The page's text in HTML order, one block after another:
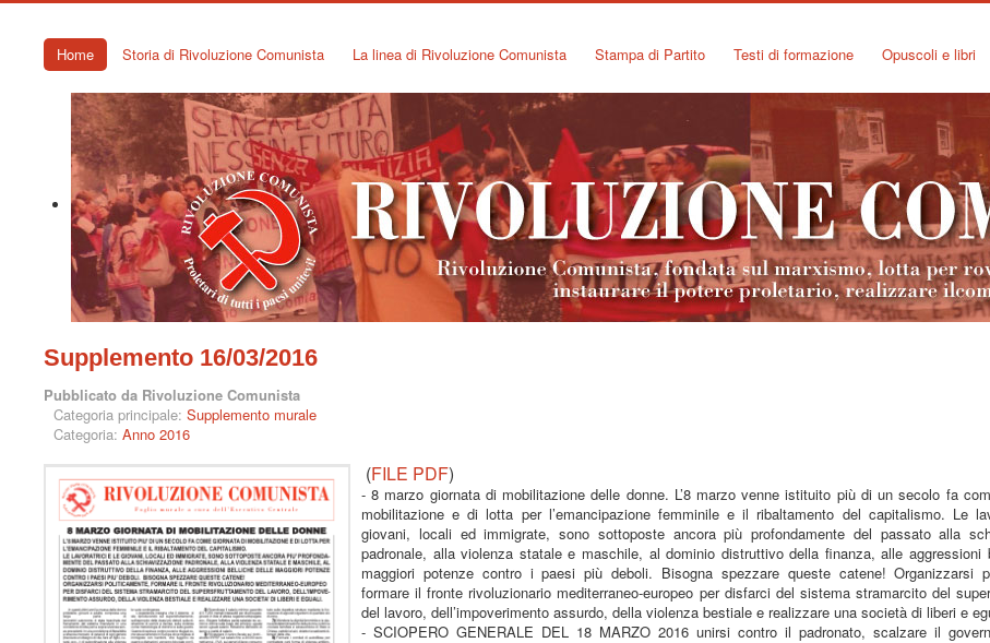
Home Storia di Rivoluzione Comunista La linea di Rivoluzione Comunista Stampa di Partito Testi di formazione Opuscoli e libri
Supplemento 16/03/2016
Pubblicato da Rivoluzione Comunista
Categoria principale: Supplemento murale
Categoria: Anno 2016
(FILE PDF)
- 8 marzo giornata di mobilitazione delle donne. L’8 marzo venne istituito più di un secolo fa
mobilitazione e di lotta per l’emancipazione femminile e il ribaltamento del capitalismo. Le
giovani, locali ed immigrate, sono sottoposte ancora più profondamente del passato alla
padronale, alla violenza statale e maschile, al dominio distruttivo della finanza, alle aggressioni
maggiori potenze contro i paesi più deboli. Bisogna spezzare queste catene! Organizzarsi
formare il fronte rivoluzionario mediterraneo-europeo per disfarci del sistema stramarcito del
del lavoro, dell’impoverimento assurdo, della violenza bestiale e realizzare una società di liberi e
- SCIOPERO GENERALE DEL 18 MARZO 2016 unirsi contro il padronato, scalzare il